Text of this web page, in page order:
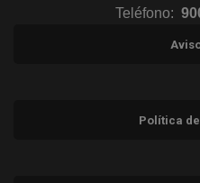
Teléfono:
Política